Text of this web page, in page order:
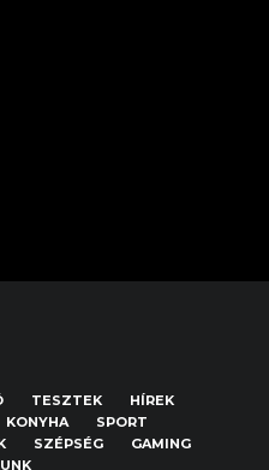
TESZTEK
HÍREK
KONYHA
SPORT
SZÉPSÉG
GAMING